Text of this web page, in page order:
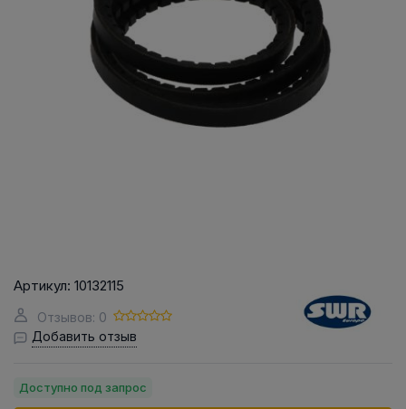
Артикул: 10132115
Отзывов: 0
Добавить отзыв
Доступно под запрос